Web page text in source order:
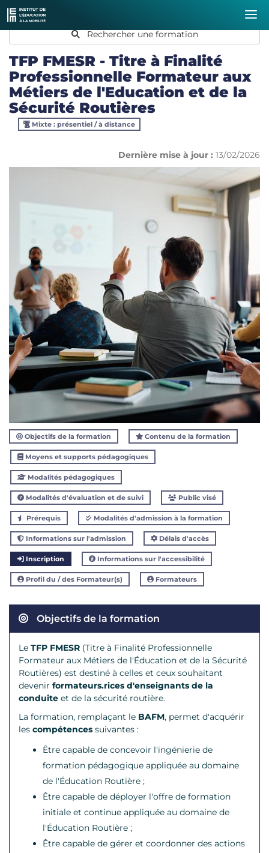
Rechercher une formation
TFP FMESR - Titre à Finalité
Professionnelle Formateur aux
Métiers de l'Education et de la
Sécurité Routières
Mixte : présentiel / à distance
Dernière mise à jour : 13/02/2026
Objectifs de la formation Contenu de la formation
Moyens et supports pédagogiques
Modalités pédagogiques
Modalités d'évaluation et de suivi Public visé
Prérequis Modalités d'admission à la formation
Informations sur l'admission Délais d'accès
Inscription Informations sur l'accessibilité
Profil du / des Formateur(s) Formateurs
Objectifs de la formation
Le TFP FMESR (Titre à Finalité Professionnelle
Formateur aux Métiers de l'Éducation et de la Sécurité
Routières) est destiné à celles et ceux souhaitant
devenir formateurs.rices d'enseignants de la
conduite et de la sécurité routière.
La formation, remplaçant le BAFM, permet d'acquérir
les compétences suivantes :
Être capable de concevoir l'ingénierie de
formation pédagogique appliquée au domaine
de l'Éducation Routière ;
Être capable de déployer l'offre de formation
initiale et continue appliquée au domaine de
l'Éducation Routière ;
Être capable de gérer et coordonner des actions